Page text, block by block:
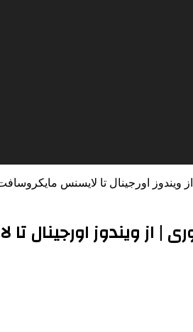
۳۶۵؛ هر آنچه درباره نرم‌افزارهای اصلی مایکروسافت باید